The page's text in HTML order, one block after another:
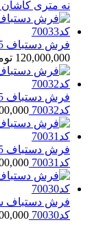
نه متری کاشان
فرش دستباف 1.5 متری گل ابریشم کاشان (جفت) کد70033
120,000,000
کد70032
کد70031
فرش دستباف
کد70030